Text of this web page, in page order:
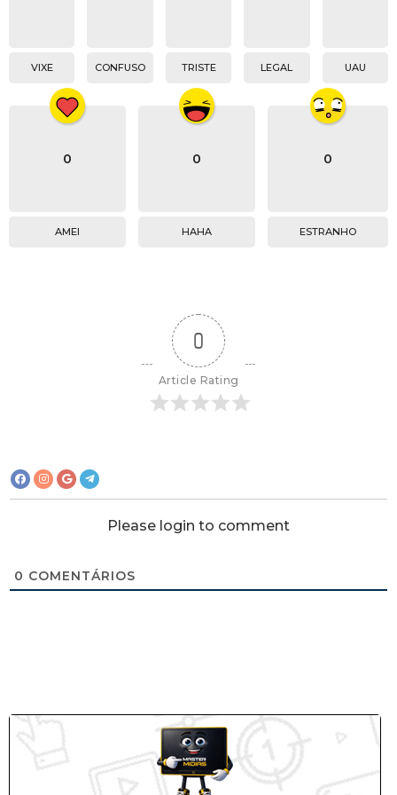
VIXE CONFUSO TRISTE LEGAL UAU
0
AMEI
0
HAHA
0
ESTRANHO
0
Article Rating
Please login to comment
0 COMENTÁRIOS